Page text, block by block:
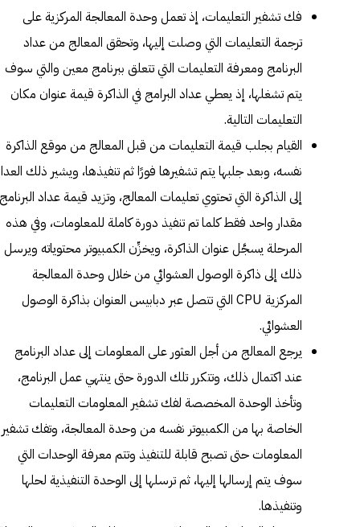
فك تشفير التعليمات، إذ تعمل وحدة المعالجة المركزية على
ترجمة التعليمات التي وصلت إليها، وتحقق المعالج من عداد
البرنامج ومعرفة التعليمات التي تتعلق ببرنامج معين والتي سوف
يتم تشغلها، إذ يعطي عداد البرامج في الذاكرة قيمة عنوان مكان
التعليمات التالية.
القيام بجلب قيمة التعليمات من قبل المعالج من موقع الذاكرة
نفسه، وبعد جلبها يتم تشفيرها فورًا ثم تنفيذها، ويشير ذلك
إلى الذاكرة التي تحتوي تعليمات المعالج، وتزيد قيمة عداد البرنامج
مقدار واحد فقط كلما تم تنفيذ دورة كاملة للمعلومات، وفي هذه
المرحلة يسجَّل عنوان الذاكرة، ويخزِّن الكمبيوتر محتوياته ويرسل
ذلك إلى ذاكرة الوصول العشوائي من خلال وحدة المعالجة
المركزية CPU التي تتصل عبر دبابيس العنوان بذاكرة الوصول
العشوائي.
يرجع المعالج من أجل العثور على المعلومات إلى عداد البرنامج
عند اكتمال ذلك، وتتكرر تلك الدورة حتى ينتهي عمل البرنامج،
وتأخذ الوحدة المخصصة لفك تشفير المعلومات التعليمات
الخاصة بها من الكمبيوتر نفسه من وحدة المعالجة، وتفك تشفير
المعلومات حتى تصبح قابلة للتنفيذ وتتم معرفة الوحدات التي
سوف يتم إرسالها إليها، ثم ترسلها إلى الوحدة التنفيذية لحلها
وتنفيذها.